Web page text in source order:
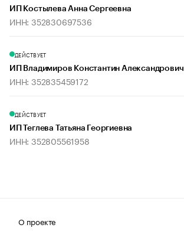
ИП Костылева Анна Сергеевна
ИНН: 352830697536
ДЕЙСТВУЕТ
ИП Владимиров Константин Александрович
ИНН: 352835459172
ДЕЙСТВУЕТ
ИП Теглева Татьяна Георгиевна
ИНН: 352805561958
О проекте